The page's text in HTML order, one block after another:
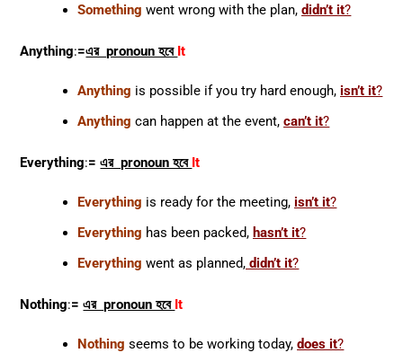
Something went wrong with the plan,didn’t it?
Anything:=এর pronoun হবে It
Anything is possible if you try hard enough, isn’t it?
Anything can happen at the event,can’t it?
Everything:=এর pronoun হবে It
Everything is ready for the meeting, isn’t it?
Everything has been packed, hasn’t it?
Everything went as planned, didn’t it?
Nothing:=এর pronoun হবে It
Nothing seems to be working today,does it?